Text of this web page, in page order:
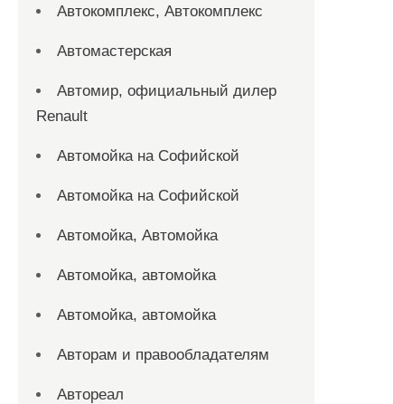
Автокомплекс, Автокомплекс
Автомастерская
Автомир, официальный дилер
Renault
Автомойка на Софийской
Автомойка на Софийской
Автомойка, Автомойка
Автомойка, автомойка
Автомойка, автомойка
Авторам и правообладателям
Автореал